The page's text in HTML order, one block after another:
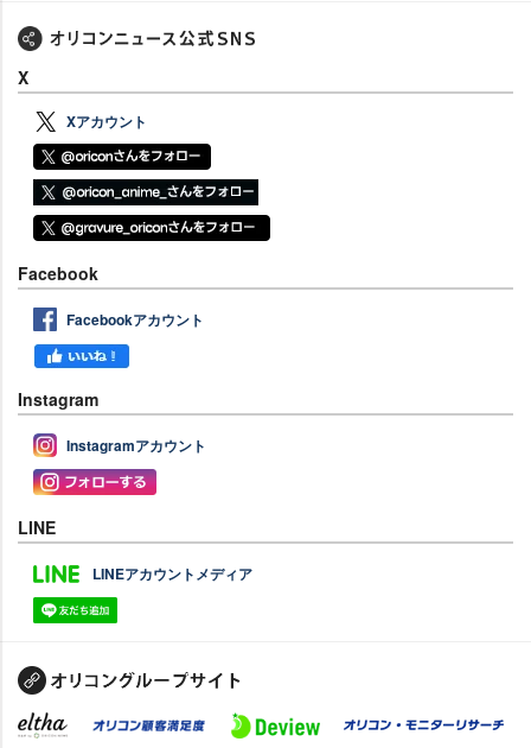
X
Xアカウント
Facebook
Facebookアカウント
Instagram
Instagramアカウント
LINE
LINEアカウントメディア